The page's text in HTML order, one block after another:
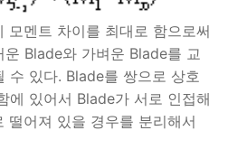
모멘트 차이를 최대로 함으로써
Blade와 가벼운 Blade를 교
수 있다. Blade를 쌍으로 상호
에 있어서 Blade가 서로 인접해
떨어져 있을 경우를 분리해서